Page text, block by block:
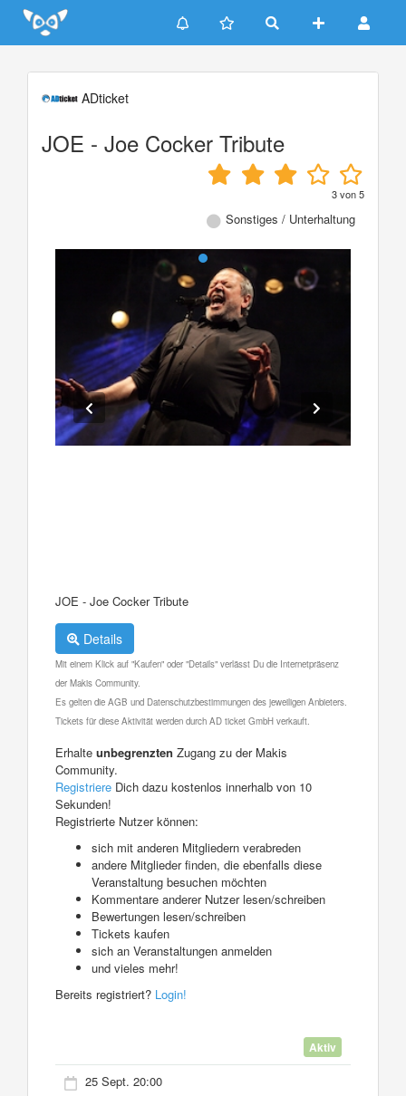
Update cookies preferences
ADticket
JOE - Joe Cocker Tribute
3von5
Sonstiges / Unterhaltung
JOE - Joe Cocker Tribute
Details
Mit einem Klick auf "Kaufen" oder "Details" verlässt Du die Internetpräsenz
der Makis Community.
Es gelten die AGB und Datenschutzbestimmungen des jeweiligen Anbieters.
Tickets für diese Aktivität werden durch AD ticket GmbH verkauft.
Erhalte unbegrenzten Zugang zu der Makis
Community.
Registriere Dich dazu kostenlos innerhalb von 10
Sekunden!
Registrierte Nutzer können:
sich mit anderen Mitgliedern verabreden
andere Mitglieder finden, die ebenfalls diese
Veranstaltung besuchen möchten
Kommentare anderer Nutzer lesen/schreiben
Bewertungen lesen/schreiben
Tickets kaufen
sich an Veranstaltungen anmelden
und vieles mehr!
Bereits registriert? Login!
Aktiv
25 Sept. 20:00